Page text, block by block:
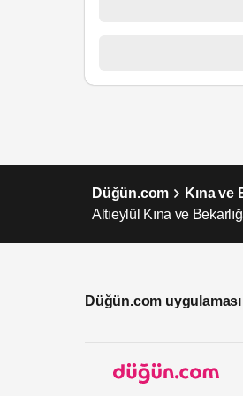
Düğün.com Kına ve
Altıeylül Kına ve
Düğün.com